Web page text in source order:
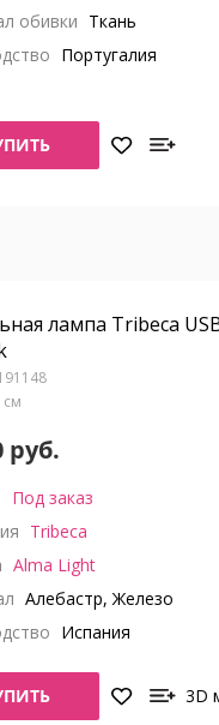
обивки Ткань
Португалия
лампа Tribeca
см
руб.
Под заказ
Tribeca
Alma Light
Алебастр, Железо
Испания
3D